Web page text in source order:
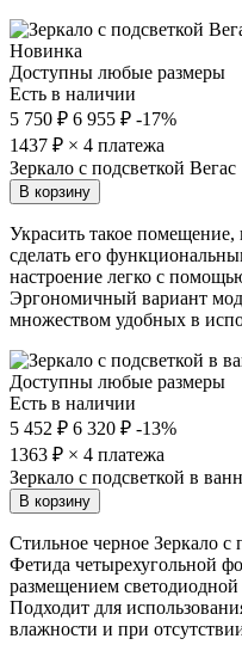
Новинка
Доступны любые размеры
Есть в наличии
5 750 ₽ 6 955 ₽ -17%
1437 ₽ × 4 платежа
Зеркало с подсветкой Вегас
В корзину
Украсить такое
сделать его
настроение легко с
Эргономичный вариант
множеством удобных в
Доступны любые размеры
Есть в наличии
5 452 ₽ 6 320 ₽ -13%
1363 ₽ × 4 платежа
Зеркало с подсветкой в
В корзину
Стильное черное Зеркало
Фетида четырехугольной
размещением
Подходит для
влажности и при